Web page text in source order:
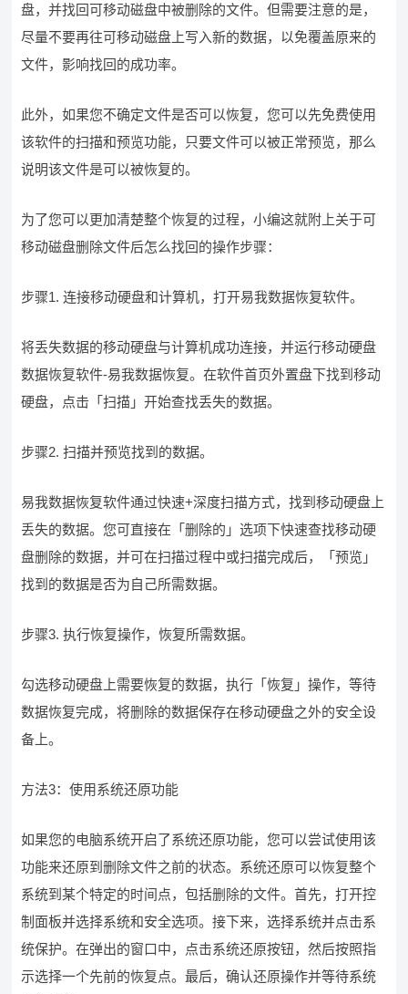
盘，并找回可移动磁盘中被删除的文件。但需要注意的是，
尽量不要再往可移动磁盘上写入新的数据，以免覆盖原来的
文件，影响找回的成功率。
此外，如果您不确定文件是否可以恢复，您可以先免费使用
该软件的扫描和预览功能，只要文件可以被正常预览，那么
说明该文件是可以被恢复的。
为了您可以更加清楚整个恢复的过程，小编这就附上关于可
移动磁盘删除文件后怎么找回的操作步骤：
步骤1. 连接移动硬盘和计算机，打开易我数据恢复软件。
将丢失数据的移动硬盘与计算机成功连接，并运行移动硬盘
数据恢复软件-易我数据恢复。在软件首页外置盘下找到移动
硬盘，点击「扫描」开始查找丢失的数据。
步骤2. 扫描并预览找到的数据。
易我数据恢复软件通过快速+深度扫描方式，找到移动硬盘上
丢失的数据。您可直接在「删除的」选项下快速查找移动硬
盘删除的数据，并可在扫描过程中或扫描完成后，「预览」
找到的数据是否为自己所需数据。
步骤3. 执行恢复操作，恢复所需数据。
勾选移动硬盘上需要恢复的数据，执行「恢复」操作，等待
数据恢复完成，将删除的数据保存在移动硬盘之外的安全设
备上。
方法3：使用系统还原功能
如果您的电脑系统开启了系统还原功能，您可以尝试使用该
功能来还原到删除文件之前的状态。系统还原可以恢复整个
系统到某个特定的时间点，包括删除的文件。首先，打开控
制面板并选择系统和安全选项。接下来，选择系统并点击系
统保护。在弹出的窗口中，点击系统还原按钮，然后按照指
示选择一个先前的恢复点。最后，确认还原操作并等待系统